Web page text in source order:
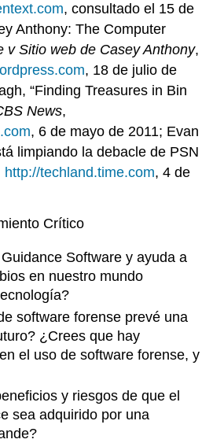
, consultado el 15 de
Anthony: The Computer
v Sitio web de Casey Anthony,
, 18 de julio de
“Finding Treasures in Bin
News,
, 6 de mayo de 2011; Evan
limpiando la debacle de PSN
http://techland.time.com, 4 de
Crítico
Software y ayuda a
en nuestro mundo
software forense prevé una
¿Crees que hay
el uso de software forense, y
y riesgos de que el
sea adquirido por una